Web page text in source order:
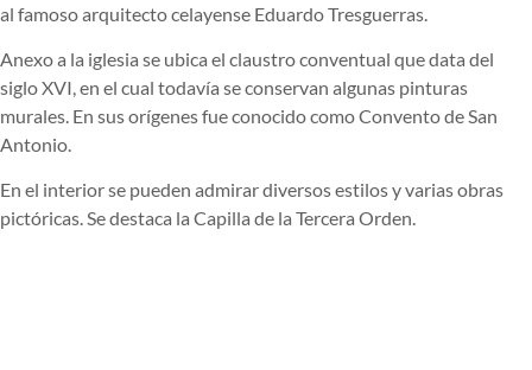
al famoso arquitecto celayense Eduardo Tresguerras.
Anexo a la iglesia se ubica el claustro conventual que data del
siglo XVI, en el cual todavía se conservan algunas pinturas
murales. En sus orígenes fue conocido como Convento de San
Antonio.
En el interior se pueden admirar diversos estilos y varias obras
pictóricas. Se destaca la Capilla de la Tercera Orden.